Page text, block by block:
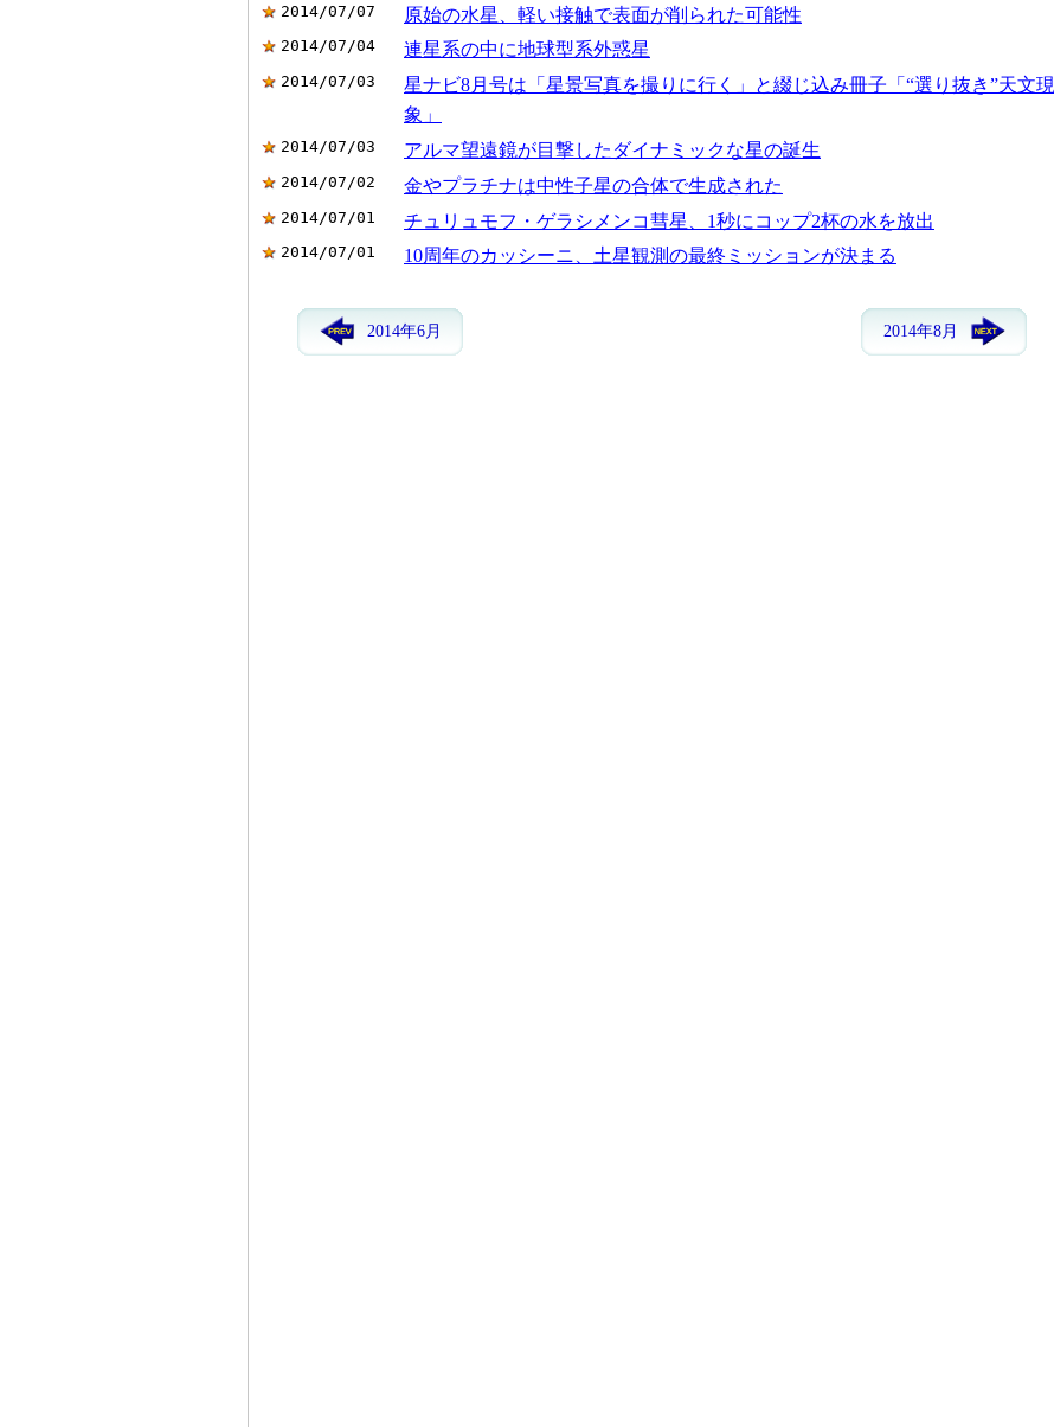
2014/07/07 原始の水星、軽い接触で表面が削られた可能性
2014/07/04 連星系の中に地球型系外惑星
2014/07/03
星ナビ8月号は「星景写真を撮りに行く」と綴じ込み冊子「“選り抜き”天文現
象」
2014/07/03 アルマ望遠鏡が目撃したダイナミックな星の誕生
2014/07/02 金やプラチナは中性子星の合体で生成された
2014/07/01 チュリュモフ・ゲラシメンコ彗星、1秒にコップ2杯の水を放出
2014/07/01 10周年のカッシーニ、土星観測の最終ミッションが決まる
2014年6月 2014年8月